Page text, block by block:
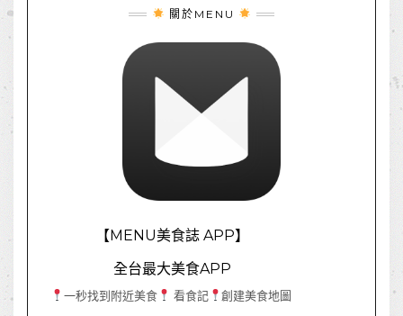
關於MENU
【MENU美食誌 APP】
全台最大美食APP
一秒找到附近美食 看食記
創建美食地圖